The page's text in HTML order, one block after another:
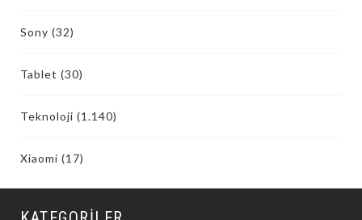
Sony (32)
Tablet (30)
Teknoloji (1.140)
Xiaomi (17)